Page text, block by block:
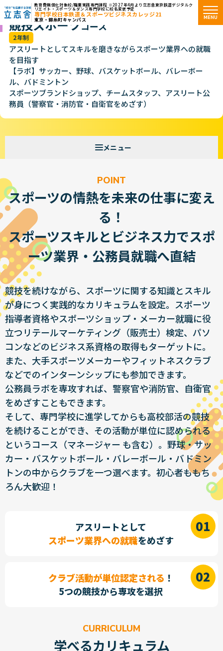
"好き"を応援する学校 立志舎
教育費無償化対象校/職業実践専門課程 ※2027年4月より立志舎東京鉄道デジタルク
リエイト・スポーツ＆ダンス専門学校に校名変更予定
専門学校日本鉄道＆スポーツビジネスカレッジ21
東京・錦糸町キャンパス MENU
競技スポーツコース
2年制
アスリートとしてスキルを磨きながらスポーツ業界への就職
を目指す
【ラボ】サッカー、野球、バスケットボール、バレーボー
ル、バドミントン
スポーツブランドショップ、チームスタッフ、アスリート公
務員（警察官・消防官・自衛官をめざす）
スポーツの情熱を未来の仕事に変え
る！
スポーツスキルとビジネス力でスポ
ーツ業界・公務員就職へ直結
POINT
競技を続けながら、スポーツに関する知識とスキル
が身につく実践的なカリキュラムを設定。スポーツ
指導者資格やスポーツショップ・メーカー就職に役
立つリテールマーケティング（販売士）検定、パソ
コンなどのビジネス系資格の取得もターゲットに。
また、大手スポーツメーカーやフィットネスクラブ
などでのインターンシップにも参加できます。
公務員ラボを専攻すれば、警察官や消防官、自衛官
をめざすこともできます。
そして、専門学校に進学してからも高校部活の競技
を続けることができ、その活動が単位に認められる
というコース（マネージャー も含む）。野球・サッ
カー・バスケットボール・バレーボール・バドミン
トンの中からクラブを一つ選べます。初心者ももち
ろん大歓迎！
アスリートとして
スポーツ業界への就職をめざす
クラブ活動が単位認定される ！
5つの競技から専攻を選択
学べるカリキュラム
CURRICULUM